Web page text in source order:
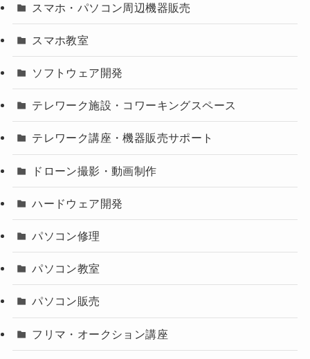
スマホ・パソコン周辺機器販売
スマホ教室
ソフトウェア開発
テレワーク施設・コワーキングスペース
テレワーク講座・機器販売サポート
ドローン撮影・動画制作
ハードウェア開発
パソコン修理
パソコン教室
パソコン販売
フリマ・オークション講座